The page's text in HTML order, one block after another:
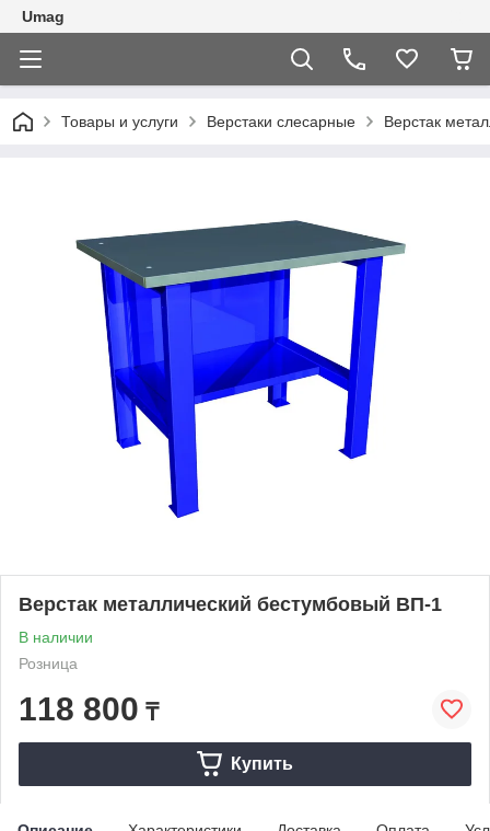
Umag
Товары и услуги Верстаки слесарные Верстак
Верстак металлический бестумбовый ВП-1
В наличии
Розница
118 800 ₸
Купить